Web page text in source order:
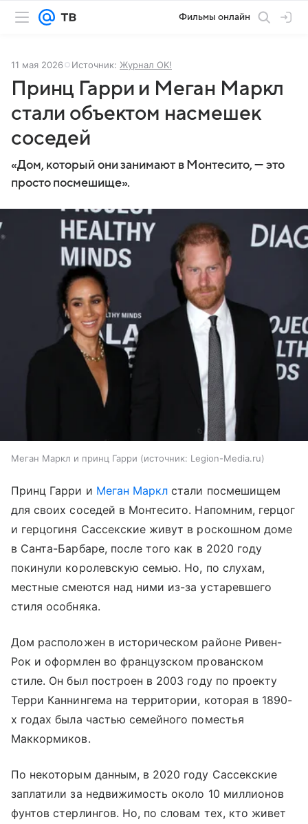
Фильмы онлайн
11 мая 2026 Источник: Журнал OK!
Принц Гарри и Меган Маркл
стали объектом насмешек
соседей
«Дом, который они занимают в Монтесито, — это
просто посмешище».
Меган Маркл и принц Гарри источник: Legion-Media.ru
Принц Гарри и Меган Маркл стали посмешищем
для своих соседей в Монтесито. Напомним, герцог
и герцогиня Сассекские живут в роскошном доме
в Санта-Барбаре, после того как в 2020 году
покинули королевскую семью. Но, по слухам,
местные смеются над ними из-за устаревшего
стиля особняка.
Дом расположен в историческом районе Ривен-
Рок и оформлен во французском прованском
стиле. Он был построен в 2003 году по проекту
Терри Каннингема на территории, которая в 1890-
х годах была частью семейного поместья
Маккормиков.
По некоторым данным, в 2020 году Сассекские
заплатили за недвижимость около 10 миллионов
фунтов стерлингов. Но, по словам тех, кто живет